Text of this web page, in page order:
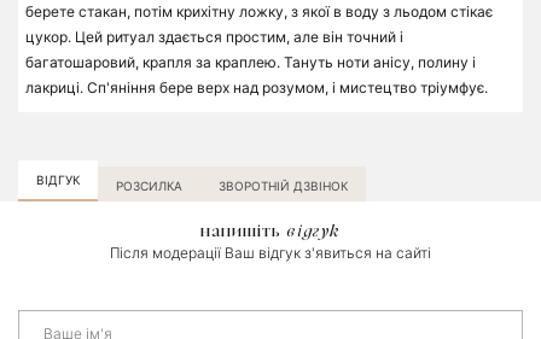
берете стакан, потім крихітну ложку, з якої в воду з льодом стікає
цукор. Цей ритуал здається простим, але він точний і
багатошаровий, крапля за краплею. Тануть ноти анісу, полину і
лакриці. Сп'яніння бере верх над розумом, і мистецтво тріумфує.
ВІДГУК РОЗСИЛКА ЗВОРОТНІЙ ДЗВІНОК
напишіть відгук
Після модерації Ваш відгук з'явиться на сайті